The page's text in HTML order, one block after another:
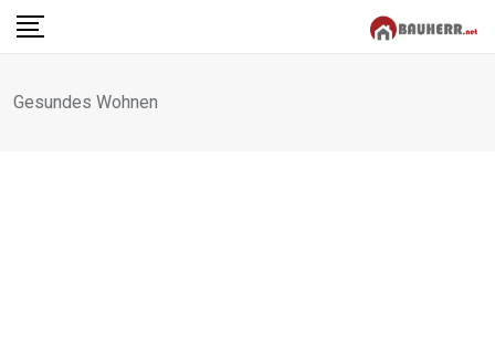
Skip
Gesundes Wohnen